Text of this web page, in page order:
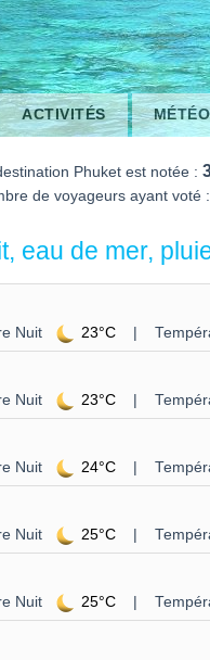
ACTIVITÉS
Phuket est notée :
de voyageurs ayant voté
eau de mer,
Nuit 23°C |
Nuit 23°C |
Nuit 24°C |
Nuit 25°C |
Nuit 25°C |